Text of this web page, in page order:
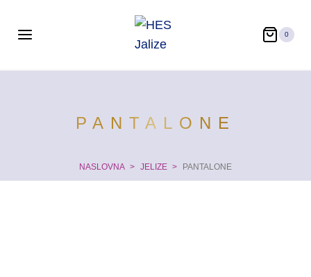
0
PANTALONE
NASLOVNA > JELIZE > PANTALONE